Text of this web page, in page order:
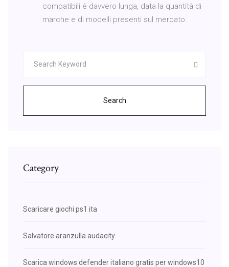
compatibili è davvero lunga, data la quantità di
marche e di modelli presenti sul mercato.
Search
Category
Scaricare giochi ps1 ita
Salvatore aranzulla audacity
Scarica windows defender italiano gratis per windows10